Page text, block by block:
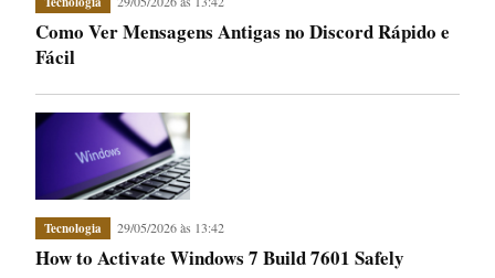
Como Ver Mensagens Antigas no Discord Rápido e
Fácil
Tecnologia 29/05/2026 às 13:42
How to Activate Windows 7 Build 7601 Safely